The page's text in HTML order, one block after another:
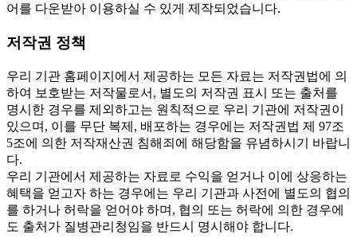
어를 다운받아 이용하실 수 있게 제작되었습니다.
저작권 정책
우리 기관 홈페이지에서 제공하는 모든 자료는 저작권법에 의
하여 보호받는 저작물로서, 별도의 저작권 표시 또는 출처를
명시한 경우를 제외하고는 원칙적으로 우리 기관에 저작권이
있으며, 이를 무단 복제, 배포하는 경우에는 저작권법 제 97조
5조에 의한 저작재산권 침해죄에 해당함을 유념하시기 바랍니
다.
우리 기관에서 제공하는 자료로 수익을 얻거나 이에 상응하는
혜택을 얻고자 하는 경우에는 우리 기관과 사전에 별도의 협의
를 하거나 허락을 얻어야 하며, 협의 또는 허락에 의한 경우에
도 출처가 질병관리청임을 반드시 명시해야 합니다.